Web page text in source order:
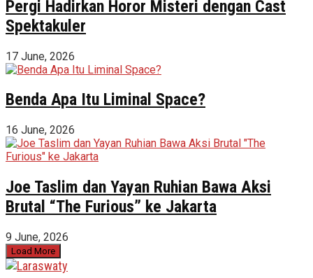
Pergi Hadirkan Horor Misteri dengan Cast
Spektakuler
17 June, 2026
Benda Apa Itu Liminal Space?
16 June, 2026
Joe Taslim dan Yayan Ruhian Bawa Aksi
Brutal “The Furious” ke Jakarta
9 June, 2026
Load More